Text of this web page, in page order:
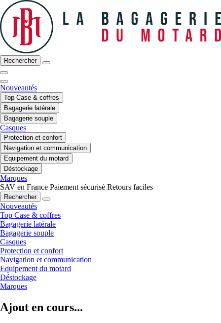
Rechercher
Nouveautés
Top Case & coffres
Bagagerie latérale
Bagagerie souple
Casques
Protection et confort
Navigation et communication
Equipement du motard
Déstockage
Marques
SAV en France Paiement sécurisé Retours faciles
Rechercher
Nouveautés
Top Case & coffres
Bagagerie latérale
Bagagerie souple
Casques
Protection et confort
Navigation et communication
Equipement du motard
Déstockage
Marques
Ajout en cours...